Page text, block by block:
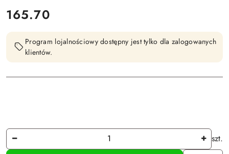
cena:
165.70
Program lojalnościowy dostępny jest tylko dla zalogowanych
klientów.
Ilość
szt.